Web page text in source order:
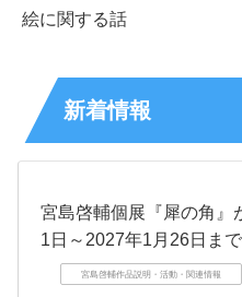
絵に関する話
新着情報
宮島啓輔個展『犀の角』
1日～2027年1月26日ま
宮島啓輔作品説明・活動・関連情報